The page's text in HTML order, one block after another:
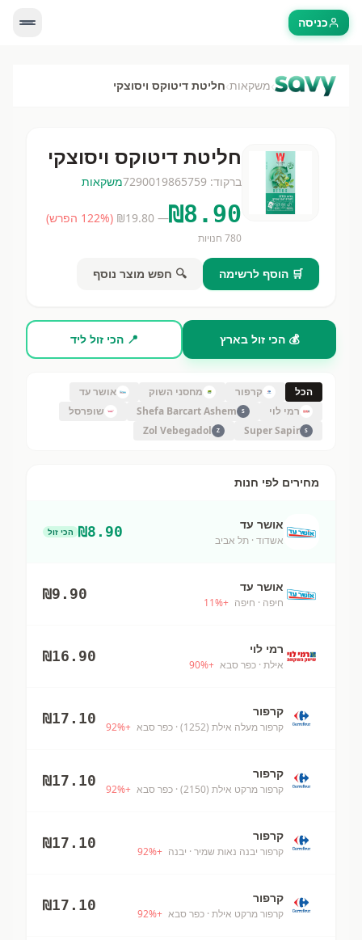
כניסה
›משקאות›חליטת דיטוקס ויסוצקי
חליטת דיטוקס ויסוצקי
ברקוד: 7290019865759משקאות
₪8.90
— ₪
19.80
(
122% הפרש)
780 חנויות
🛒 הוסף לרשימה 🔍 חפש מוצר נוסף
💰 הכי זול בארץ 📍 הכי זול ליד
הכל קרפור מחסני השוק
אושר עד
רמי לוי
S
Shefa Barcart Ashem שופרסל
S
Super Sapir
Z
Zol Vebegadol
מחירים לפי חנות
אושר עד
אשדוד · תל אביב
₪8.90 הכי זול
אושר עד
חיפה · חיפה +
11%
₪9.90
רמי לוי
אילת · כפר סבא +
90%
₪16.90
קרפור
קרפור מעלה אילת (1252) · כפר סבא +
92%
₪17.10
קרפור
קרפור מרקט אילת (2150) · כפר סבא +
92%
₪17.10
קרפור
קרפור יבנה נאות שמיר · יבנה +
92%
₪17.10
קרפור
קרפור מרקט אילת · כפר סבא +
92%
₪17.10